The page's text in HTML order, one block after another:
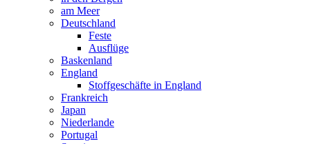
am Meer
Deutschland
Feste
Ausflüge
Baskenland
England
Stoffgeschäfte in England
Frankreich
Japan
Niederlande
Portugal